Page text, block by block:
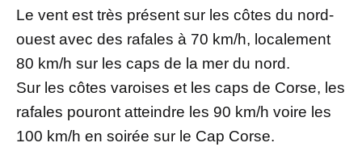
Le vent est très présent sur les côtes du nord-
ouest avec des rafales à 70 km/h, localement
80 km/h sur les caps de la mer du nord.
Sur les côtes varoises et les caps de Corse, les
rafales pouront atteindre les 90 km/h voire les
100 km/h en soirée sur le Cap Corse.